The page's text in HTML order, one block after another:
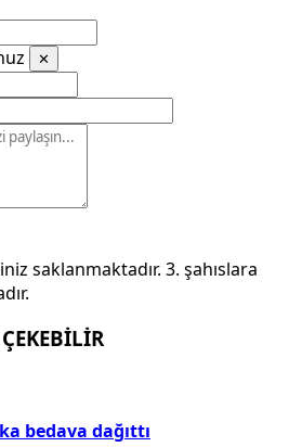
✕
saklanmaktadır. 3. şahıslara
bedava dağıttı